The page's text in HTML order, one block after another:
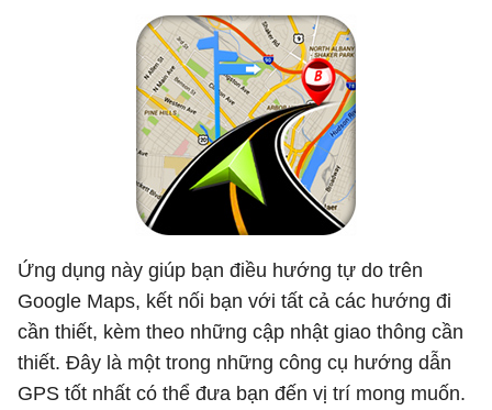
Ứng dụng này giúp bạn điều hướng tự do trên
Google Maps, kết nối bạn với tất cả các hướng đi
cần thiết, kèm theo những cập nhật giao thông cần
thiết. Đây là một trong những công cụ hướng dẫn
GPS tốt nhất có thể đưa bạn đến vị trí mong muốn.